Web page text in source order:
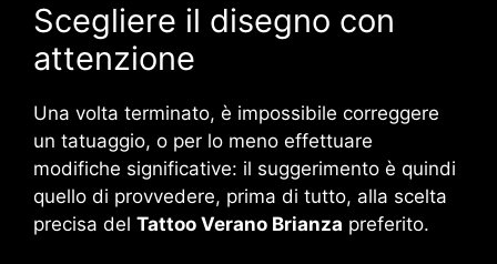
Scegliere il disegno con
attenzione
Una volta terminato, è impossibile correggere
un tatuaggio, o per lo meno effettuare
modifiche significative: il suggerimento è quindi
quello di provvedere, prima di tutto, alla scelta
precisa del Tattoo Verano Brianza preferito.